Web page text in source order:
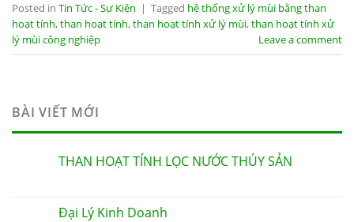
Posted in Tin Tức - Sự Kiện | Tagged hệ thống xử lý mùi bằng than
hoạt tính,than hoạt tính,than hoạt tính xử lý mùi,than hoạt tính xử
lý mùi công nghiệp
Leave a comment
BÀI VIẾT MỚI
THAN HOẠT TÍNH LỌC NƯỚC THÚY SẢN
Đại Lý Kinh Doanh